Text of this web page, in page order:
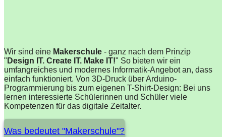
Wir sind eine Makerschule - ganz nach dem Prinzip
" Design IT. Create IT. Make IT!" So bieten wir ein
umfangreiches und modernes Informatik-Angebot an, dass
einfach funktioniert. Von 3D-Druck über Arduino-
Programmierung bis zum eigenen T-Shirt-Design: Bei uns
lernen interessierte Schülerinnen und Schüler viele
Kompetenzen für das digitale Zeitalter.
Was bedeutet "Makerschule"?